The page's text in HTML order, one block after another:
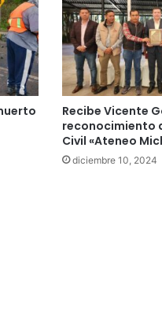
Recibe Vicente
reconocimiento
Civil «Ateneo
diciembre 10, 2024